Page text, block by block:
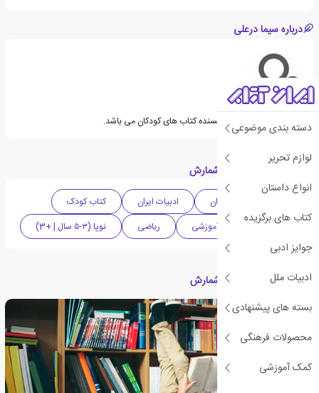
دسته بندی موضوعی
لوازم تحریر
انواع داستان
کتاب های برگزیده
جوایز ادبی
ادبیات ملل
بسته های پیشنهادی
محصولات فرهنگی
کمک آموزشی
درباره سیما درعلی
سیما دورعلی مترجم و نویسنده کتاب های کودکان می باشد.
دسته بندی های کتاب شمارش
ادبیات کودک و نوجوان ادبیات ایران
کتاب کودک
کتاب مصور
آموزشی ریاضی نوپا (۳-۵ سال | +3)
مقالات مرتبط با کتاب شمارش